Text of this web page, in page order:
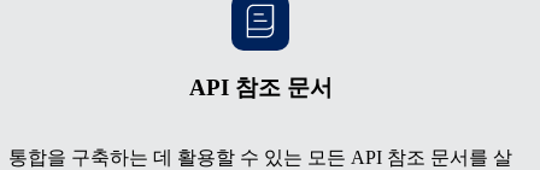
API 참조 문서
통합을 구축하는 데 활용할 수 있는 모든 API 참조 문서를 살